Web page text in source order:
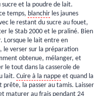
sucre et la poudre de lait.
temps, blanchirles jaunes
le restant du sucre au fouet,
le Stab 2000 et le praliné. Bien
Lorsque le lait entre en
le verser sur la préparation
obtenue, mélanger, et
le tout dans la casserole de
lait. Cuire à la nappeet quand la
prête, la passer au tamis. Laisser
maturer au frais pendant 24